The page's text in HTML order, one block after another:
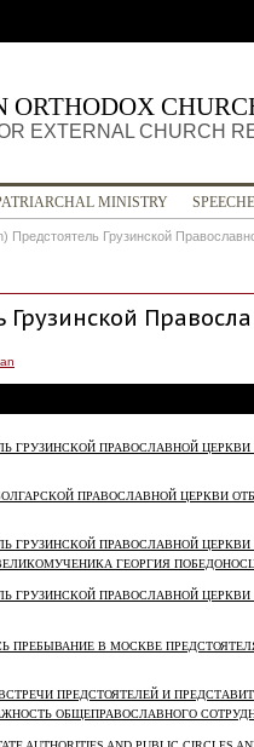
ORTHODOX
EXTERNAL CHURCH
MINISTRY
Предстоятель Грузинской
Грузинской
ГРУЗИНСКОЙ ПРАВОСЛАВНОЙ
БОЛГАРСКОЙ ПРАВОСЛАВНОЙ ЦЕРКВИ
ГРУЗИНСКОЙ ПРАВОСЛАВНОЙ
ГЕОРГИЯ
ГРУЗИНСКОЙ ПРАВОСЛАВНОЙ
ПРЕБЫВАНИЕ В МОСКВЕ
ВСТРЕЧИ ПРЕДСТОЯТЕЛЕЙ И
ОБЩЕПРАВОСЛАВНОГО